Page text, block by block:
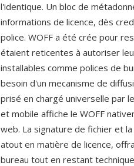
l'identique. Un bloc de
informations de licence, dès
police. WOFF a été crée pour
étaient reticentes à autoriser
installables comme polices de
besoin d'un mecanisme de
prisé en chargé universelle par
et mobile affiche le WOFF
web. La signature de fichier et
atout en matière de licence,
bureau tout en restant